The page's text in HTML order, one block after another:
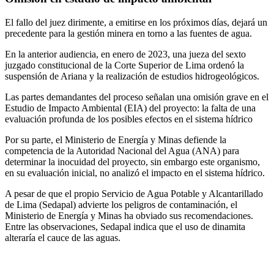
El fallo del juez dirimente, a emitirse en los próximos días, dejará un
precedente para la gestión minera en torno a las fuentes de agua.
En la anterior audiencia, en enero de 2023, una jueza del sexto
juzgado constitucional de la Corte Superior de Lima ordenó la
suspensión de Ariana y la realización de estudios hidrogeológicos.
Las partes demandantes del proceso señalan una omisión grave en el
Estudio de Impacto Ambiental (EIA) del proyecto: la falta de una
evaluación profunda de los posibles efectos en el sistema hídrico
Por su parte, el Ministerio de Energía y Minas defiende la
competencia de la Autoridad Nacional del Agua (ANA) para
determinar la inocuidad del proyecto, sin embargo este organismo,
en su evaluación inicial, no analizó el impacto en el sistema hídrico.
A pesar de que el propio Servicio de Agua Potable y Alcantarillado
de Lima (Sedapal) advierte los peligros de contaminación, el
Ministerio de Energía y Minas ha obviado sus recomendaciones.
Entre las observaciones, Sedapal indica que el uso de dinamita
alteraría el cauce de las aguas.